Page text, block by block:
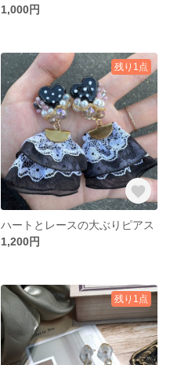
1,000円
残り1点
ハートとレースの大ぶりピアス
1,200円
残り1点